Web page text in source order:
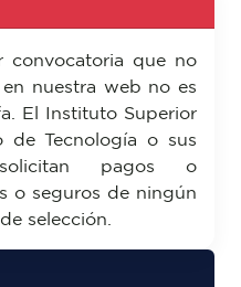
convocatoria que no
nuestra web no es
El Instituto Superior
de Tecnología o sus
pagos o
o seguros de ningún
selección.